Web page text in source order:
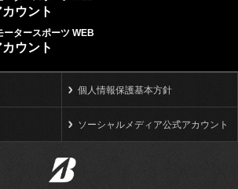
ウント
ータースポーツ WEB
ウント
個人情報保護基本方針
ソーシャルメディア公式アカウント